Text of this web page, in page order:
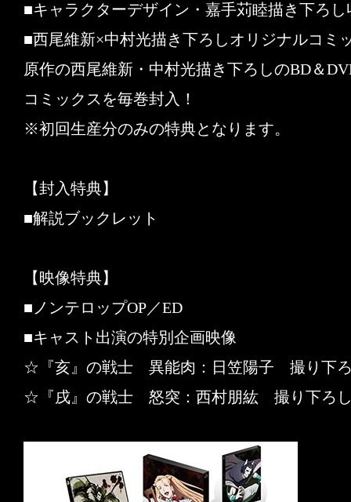
■キャラクターデザイン・嘉手苅睦描き下ろ
■西尾維新×中村光描き下ろしオリジナルコミ
原作の西尾維新・中村光描き下ろしのBD＆
コミックスを毎巻封入！
※初回生産分のみの特典となります。
【封入特典】
■解説ブックレット
【映像特典】
■ノンテロップOP／ED
■キャスト出演の特別企画映像
☆『亥』の戦士 異能肉：日笠陽子 撮り下ろ
☆『戌』の戦士 怒突：西村朋紘 撮り下ろし